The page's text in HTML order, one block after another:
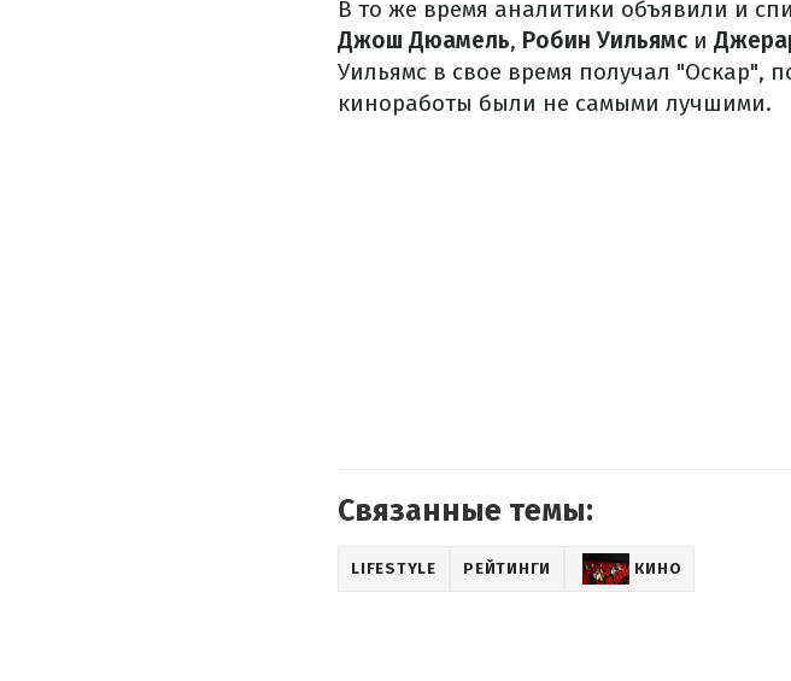
В то же время аналитики объявили и
Джош Дюамель, Робин Уильямс и
Уильямс в свое время получал "Оскар",
киноработы были не самыми лучшими.
Связанные темы:
LIFESTYLE РЕЙТИНГИ КИНО